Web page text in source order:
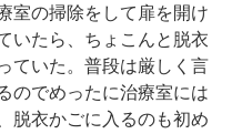
室の掃除をして扉を開け
いたら、ちょこんと脱衣
ていた。普段は厳しく言
のでめったに治療室には
脱衣かごに入るのも初め